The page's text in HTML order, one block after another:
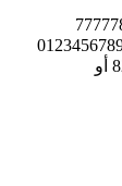
لا تستخدم أرقام من 3 خانات مثل 828828828x أو